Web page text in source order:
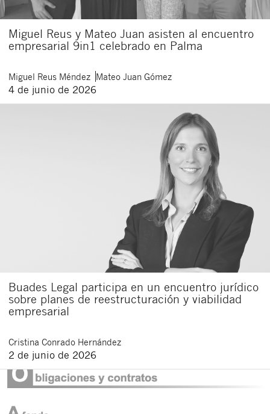
Miguel Reus y Mateo Juan asisten al encuentro
empresarial 9in1 celebrado en Palma
Miguel Reus Méndez Mateo Juan Gómez
4 de junio de 2026
Buades Legal participa en un encuentro jurídico
sobre planes de reestructuración y viabilidad
empresarial
Cristina Conrado Hernández
2 de junio de 2026